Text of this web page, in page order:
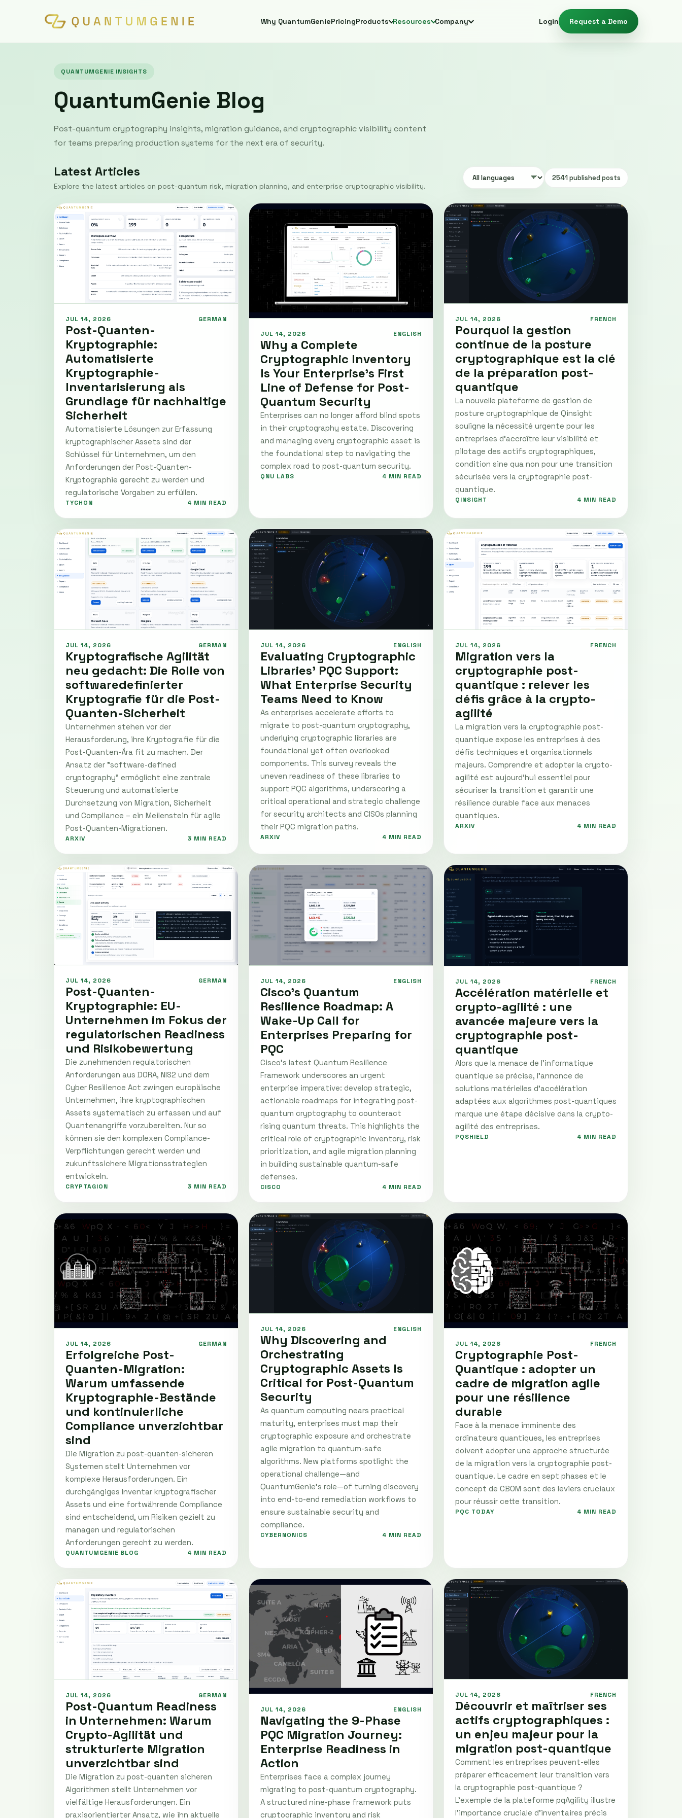
Why QuantumGeniePricingProducts Resources Company Login Request a Demo
QUANTUMGENIE INSIGHTS
QuantumGenie Blog
Post-quantum cryptography insights, migration guidance, and cryptographic visibility content
for teams preparing production systems for the next era of security.
Latest Articles
Explore the latest articles on post-quantum risk, migration planning, and enterprise cryptographic visibility.
2541 published posts
JUL 14, 2026 GERMAN
Post-Quanten-
Kryptographie:
Automatisierte
Kryptographie-
Inventarisierung als
Grundlage für nachhaltige
Sicherheit
Automatisierte Lösungen zur Erfassung
kryptographischer Assets sind der
Schlüssel für Unternehmen, um den
Anforderungen der Post-Quanten-
Kryptographie gerecht zu werden und
regulatorische Vorgaben zu erfüllen.
TYCHON 4 MIN READ
JUL 14, 2026 ENGLISH
Why a Complete
Cryptographic Inventory
Is Your Enterprise’s First
Line of Defense for Post-
Quantum Security
Enterprises can no longer afford blind spots
in their cryptography estate. Discovering
and managing every cryptographic asset is
the foundational step to navigating the
complex road to post-quantum security.
QNU LABS 4 MIN READ
JUL 14, 2026 FRENCH
Pourquoi la gestion
continue de la posture
cryptographique est la clé
de la préparation post-
quantique
La nouvelle plateforme de gestion de
posture cryptographique de Qinsight
souligne la nécessité urgente pour les
entreprises d'accroître leur visibilité et
pilotage des actifs cryptographiques,
condition sine qua non pour une transition
sécurisée vers la cryptographie post-
quantique.
QINSIGHT 4 MIN READ
JUL 14, 2026 GERMAN
Kryptografische Agilität
neu gedacht: Die Rolle von
softwaredefinierter
Kryptografie für die Post-
Quanten-Sicherheit
Unternehmen stehen vor der
Herausforderung, ihre Kryptografie für die
Post-Quanten-Ära fit zu machen. Der
Ansatz der "software-defined
cryptography" ermöglicht eine zentrale
Steuerung und automatisierte
Durchsetzung von Migration, Sicherheit
und Compliance – ein Meilenstein für agile
Post-Quanten-Migrationen.
ARXIV 3 MIN READ
JUL 14, 2026 ENGLISH
Evaluating Cryptographic
Libraries' PQC Support:
What Enterprise Security
Teams Need to Know
As enterprises accelerate efforts to
migrate to post-quantum cryptography,
underlying cryptographic libraries are
foundational yet often overlooked
components. This survey reveals the
uneven readiness of these libraries to
support PQC algorithms, underscoring a
critical operational and strategic challenge
for security architects and CISOs planning
their PQC migration paths.
ARXIV 4 MIN READ
JUL 14, 2026 FRENCH
Migration vers la
cryptographie post-
quantique : relever les
défis grâce à la crypto-
agilité
La migration vers la cryptographie post-
quantique expose les entreprises à des
défis techniques et organisationnels
majeurs. Comprendre et adopter la crypto-
agilité est aujourd’hui essentiel pour
sécuriser la transition et garantir une
résilience durable face aux menaces
quantiques.
ARXIV 4 MIN READ
JUL 14, 2026 GERMAN
Post-Quanten-
Kryptographie: EU-
Unternehmen im Fokus der
regulatorischen Readiness
und Risikobewertung
Die zunehmenden regulatorischen
Anforderungen aus DORA, NIS2 und dem
Cyber Resilience Act zwingen europäische
Unternehmen, ihre kryptographischen
Assets systematisch zu erfassen und auf
Quantenangriffe vorzubereiten. Nur so
können sie den komplexen Compliance-
Verpflichtungen gerecht werden und
zukunftssichere Migrationsstrategien
entwickeln.
CRYPTAGION 3 MIN READ
JUL 14, 2026 ENGLISH
Cisco’s Quantum
Resilience Roadmap: A
Wake-Up Call for
Enterprises Preparing for
PQC
Cisco's latest Quantum Resilience
Framework underscores an urgent
enterprise imperative: develop strategic,
actionable roadmaps for integrating post-
quantum cryptography to counteract
rising quantum threats. This highlights the
critical role of cryptographic inventory, risk
prioritization, and agile migration planning
in building sustainable quantum-safe
defenses.
CISCO 4 MIN READ
JUL 14, 2026 FRENCH
Accélération matérielle et
crypto-agilité : une
avancée majeure vers la
cryptographie post-
quantique
Alors que la menace de l’informatique
quantique se précise, l’annonce de
solutions matérielles d’accélération
adaptées aux algorithmes post-quantiques
marque une étape décisive dans la crypto-
agilité des entreprises.
PQSHIELD 4 MIN READ
JUL 14, 2026 GERMAN
Erfolgreiche Post-
Quanten-Migration:
Warum umfassende
Kryptographie-Bestände
und kontinuierliche
Compliance unverzichtbar
sind
Die Migration zu post-quanten-sicheren
Systemen stellt Unternehmen vor
komplexe Herausforderungen. Ein
durchgängiges Inventar kryptografischer
Assets und eine fortwährende Compliance
sind entscheidend, um Risiken gezielt zu
managen und regulatorischen
Anforderungen gerecht zu werden.
QUANTUMGENIE BLOG 4 MIN READ
JUL 14, 2026 ENGLISH
Why Discovering and
Orchestrating
Cryptographic Assets Is
Critical for Post-Quantum
Security
As quantum computing nears practical
maturity, enterprises must map their
cryptographic exposure and orchestrate
agile migration to quantum-safe
algorithms. New platforms spotlight the
operational challenge—and
QuantumGenie’s role—of turning discovery
into end-to-end remediation workflows to
ensure sustainable security and
compliance.
CYBERNONICS 4 MIN READ
JUL 14, 2026 FRENCH
Cryptographie Post-
Quantique : adopter un
cadre de migration agile
pour une résilience
durable
Face à la menace imminente des
ordinateurs quantiques, les entreprises
doivent adopter une approche structurée
de la migration vers la cryptographie post-
quantique. Le cadre en sept phases et le
concept de CBOM sont des leviers cruciaux
pour réussir cette transition.
PQC TODAY 4 MIN READ
JUL 14, 2026 GERMAN
Post-Quantum Readiness
in Unternehmen: Warum
Crypto-Agilität und
strukturierte Migration
unverzichtbar sind
Die Migration zu post-quanten sicheren
Algorithmen stellt Unternehmen vor
vielfältige Herausforderungen. Ein
praxisorientierter Ansatz, wie ihn aktuelle
JUL 14, 2026 ENGLISH
Navigating the 9-Phase
PQC Migration Journey:
Enterprise Readiness in
Action
Enterprises face a complex journey
migrating to post-quantum cryptography.
A structured nine-phase framework puts
cryptographic inventory and risk
JUL 14, 2026 FRENCH
Découvrir et maîtriser ses
actifs cryptographiques :
un enjeu majeur pour la
migration post-quantique
Comment les entreprises peuvent-elles
préparer efficacement leur transition vers
la cryptographie post-quantique ?
L'exemple de la plateforme pqAgility illustre
l'importance cruciale d'inventaires précis